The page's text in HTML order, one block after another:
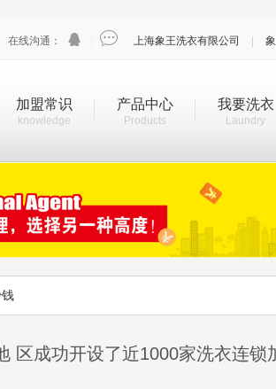
在线沟通：   上海象王洗衣有限公司
加盟常识
knowledge
产品中心
Products
我要洗衣
Laundry
区成功开设了近1000家洗衣连锁